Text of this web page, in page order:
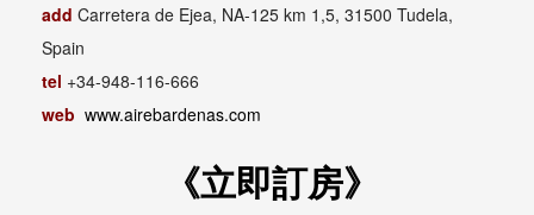
add Carretera de Ejea, NA-125 km 1,5, 31500 Tudela,
Spain
tel +34-948-116-666
web www.airebardenas.com
《立即訂房》